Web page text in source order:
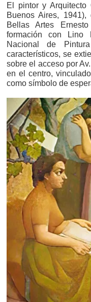
El pintor y Arquitecto
Buenos Aires,
Bellas Artes
formación con Lino
Nacional de
característicos, se
sobre el acceso por
en el centro,
como símbolo de